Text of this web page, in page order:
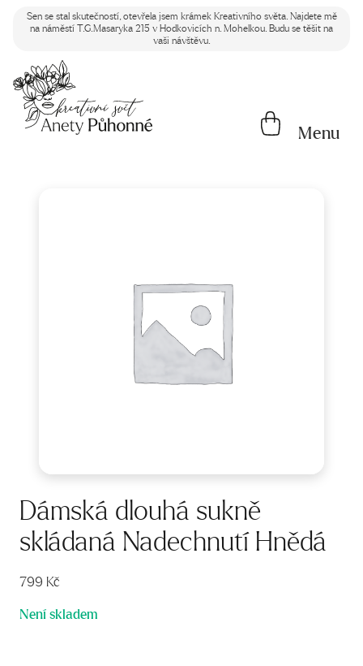
Sen se stal skutečností, otevřela jsem krámek Kreativního světa. Najdete mě
na náměstí T.G.Masaryka 215 v Hodkovicích n. Mohelkou. Budu se těšit na
vaši návštěvu.
Menu
Dámská dlouhá sukně
skládaná Nadechnutí Hnědá
799 Kč
Není skladem